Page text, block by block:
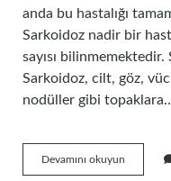
anda bu hastalığı
Sarkoidoz nadir bir
sayısı
Sarkoidoz, cilt, göz,
nodüller gibi
Devamını okuyun Sarkoidoz
Hastalığı